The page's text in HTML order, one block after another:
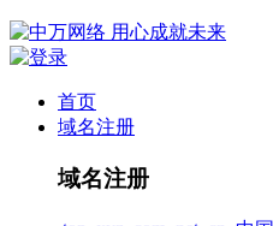
首页
域名注册
域名注册